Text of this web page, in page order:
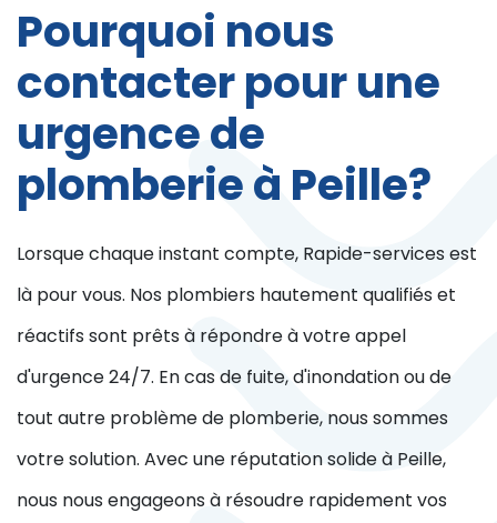
Pourquoi nous
contacter pour une
urgence de
plomberie à Peille?
Lorsque chaque instant compte, Rapide-services est
là pour vous. Nos plombiers hautement qualifiés et
réactifs sont prêts à répondre à votre appel
d'urgence 24/7. En cas de fuite, d'inondation ou de
tout autre problème de plomberie, nous sommes
votre solution. Avec une réputation solide à Peille,
nous nous engageons à résoudre rapidement vos